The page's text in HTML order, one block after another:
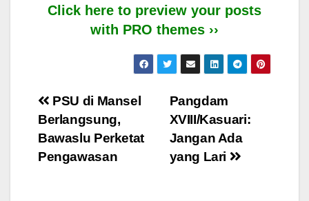
Click here to preview your posts
with PRO themes ››
Post
navigation
Pangdam
XVIII/Kasuari:
Jangan Ada
yang Lari
PSU di Mansel
Berlangsung,
Bawaslu Perketat
Pengawasan